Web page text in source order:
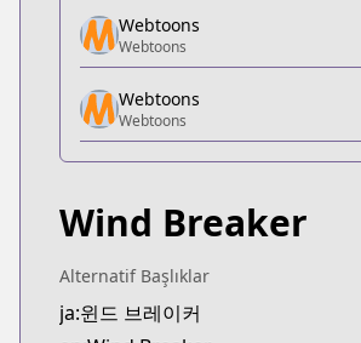
https://www.webtoons.com/
Webtoons
Webtoons
https://www.webtoons.com/
Webtoons
Webtoons
Naver Series
https://series.naver.com/
Webtoons
Webtoons
Webtoons
Webtoons
Webtoons
Webtoons
Wind Breaker
Alternatif Başlıklar
ja:윈드 브레이커